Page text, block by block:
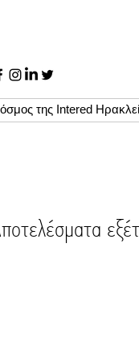
της Intered